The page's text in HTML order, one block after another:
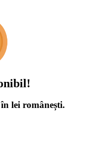
lei românești.